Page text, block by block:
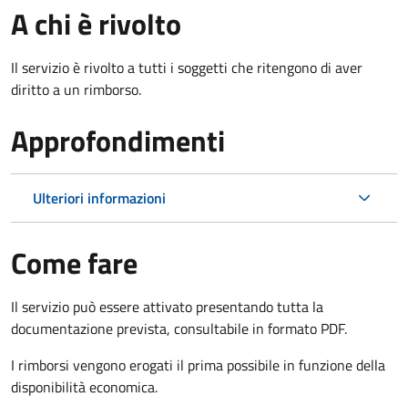
A chi è rivolto
Il servizio è rivolto a tutti i soggetti che ritengono di aver
diritto a un rimborso.
Approfondimenti
Ulteriori informazioni
Come fare
Il servizio può essere attivato presentando tutta la
documentazione prevista, consultabile in formato PDF.
I rimborsi vengono erogati il prima possibile in funzione della
disponibilità economica.